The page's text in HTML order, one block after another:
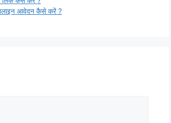
आवेदन कैसे करें ?